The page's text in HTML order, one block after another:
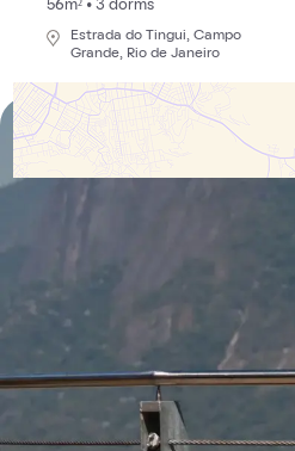
PorRedação- 14/07/2025 às 23:51
Atualizado: 23/09/2025 às 14:23
56m² • 3 dorms
Estrada do Tingui, Campo
Grande, Rio de Janeiro